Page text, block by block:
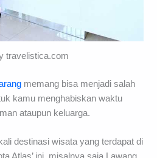
travelistica.com
memang bisa menjadi salah
kamu menghabiskan waktu
ataupun keluarga.
destinasi wisata yang terdapat di